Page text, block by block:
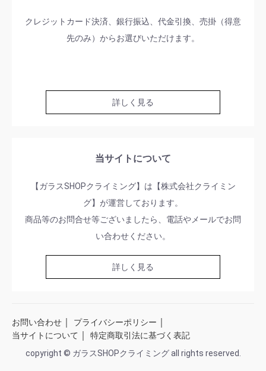
クレジットカード決済、銀行振込、代金引換、売掛（得意
先のみ）からお選びいただけます。
詳しく見る
当サイトについて
【ガラスSHOPクライミング】は【株式会社クライミン
グ】が運営しております。
商品等のお問合せ等ございましたら、電話やメールでお問
い合わせください。
詳しく見る
お問い合わせ ｜ プライバシーポリシー ｜
当サイトについて ｜ 特定商取引法に基づく表記
copyright © ガラスSHOPクライミング all rights reserved.